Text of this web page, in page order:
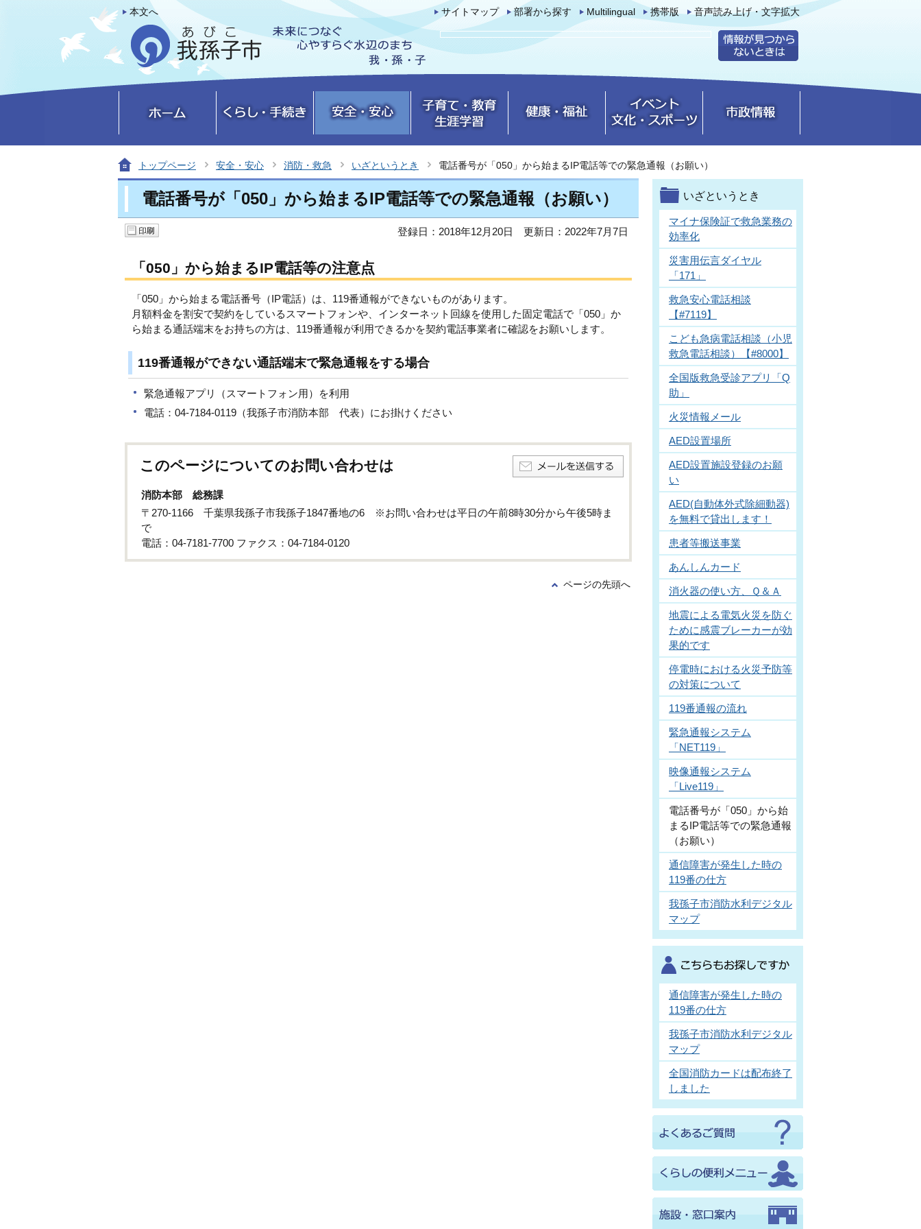
本文へ サイトマップ 部署から探す Multilingual 携帯版 音声読み上げ・文字拡大
トップページ 安全・安心 消防・救急 いざというとき 電話番号が「050」から始まるIP電話等での緊急通報（お願い）
電話番号が「050」から始まるIP電話等での緊急通報（お願い）
登録日：2018年12月20日 更新日：2022年7月7日
「050」から始まるIP電話等の注意点
「050」から始まる電話番号（IP電話）は、119番通報ができないものがあります。
月額料金を割安で契約をしているスマートフォンや、インターネット回線を使用した固定電話で「050」か
ら始まる通話端末をお持ちの方は、119番通報が利用できるかを契約電話事業者に確認をお願いします。
119番通報ができない通話端末で緊急通報をする場合
緊急通報アプリ（スマートフォン用）を利用
電話：04-7184-0119（我孫子市消防本部 代表）にお掛けください
このページについてのお問い合わせは
消防本部 総務課
〒270-1166 千葉県我孫子市我孫子1847番地の6 ※お問い合わせは平日の午前8時30分から午後5時ま
で
電話：04-7181-7700 ファクス：04-7184-0120
ページの先頭へ
いざというとき
マイナ保険証で救急業務の
効率化
災害用伝言ダイヤル
「171」
救急安心電話相談
【#7119】
こども急病電話相談（小児
救急電話相談）【#8000】
全国版救急受診アプリ「Q
助」
火災情報メール
AED設置場所
AED設置施設登録のお願
い
AED(自動体外式除細動器)
を無料で貸出します！
患者等搬送事業
あんしんカード
消火器の使い方、Ｑ＆Ａ
地震による電気火災を防ぐ
ために感震ブレーカーが効
果的です
停電時における火災予防等
の対策について
119番通報の流れ
緊急通報システム
「NET119」
映像通報システム
「Live119」
電話番号が「050」から始
まるIP電話等での緊急通報
（お願い）
通信障害が発生した時の
119番の仕方
我孫子市消防水利デジタル
マップ
通信障害が発生した時の
119番の仕方
我孫子市消防水利デジタル
マップ
全国消防カードは配布終了
しました